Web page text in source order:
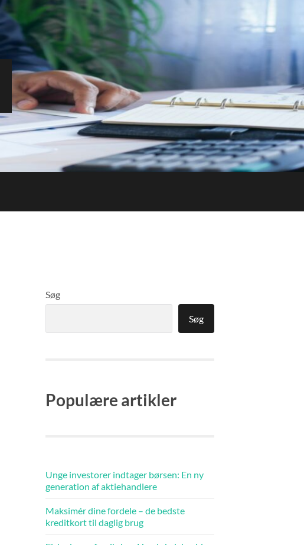
Søg
Søg
Populære artikler
Unge investorer indtager børsen: En ny
generation af aktiehandlere
Maksimér dine fordele – de bedste
kreditkort til daglig brug